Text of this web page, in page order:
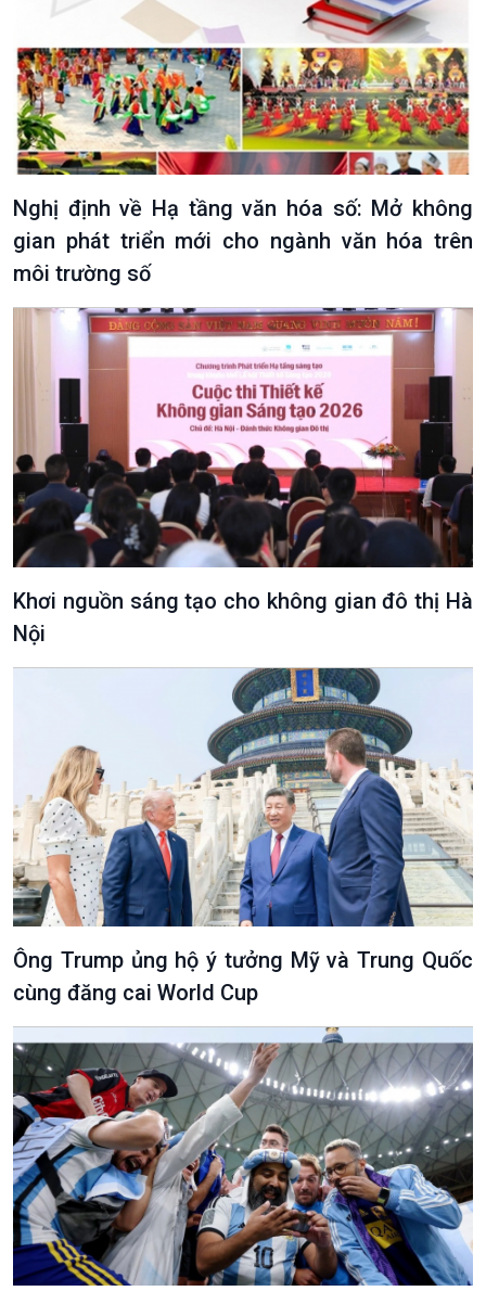
Podcast
Góc nhìn VOV1
Bình luận
10 phút Sự kiện - Luận bàn
Câu chuyện thời sự
Dòng chảy sự kiện
Đối thoại
Diễn đàn chủ nhật
Chuyện đêm
Nghị định về Hạ tầng văn hóa số: Mở không
gian phát triển mới cho ngành văn hóa trên
môi trường số
Khơi nguồn sáng tạo cho không gian đô thị Hà
Nội
Ông Trump ủng hộ ý tưởng Mỹ và Trung Quốc
cùng đăng cai World Cup